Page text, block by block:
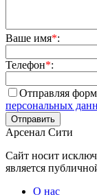
Ваше имя*:
Телефон*:
Отправляя
персональных
Арсенал Сити
Сайт носит
является
О нас